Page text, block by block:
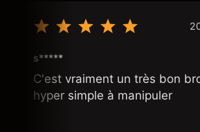
s*****
C'est vraiment un très bon
hyper simple à manipuler